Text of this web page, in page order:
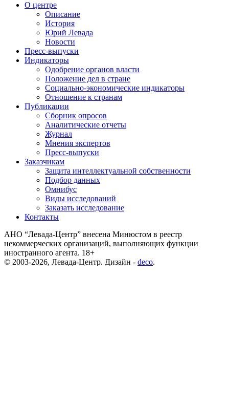
О центре
Описание
История
Юрий Левада
Новости
Пресс-выпуски
Индикаторы
Одобрение органов власти
Положение дел в стране
Социально-экономические индикаторы
Отношение к странам
Публикации
Сборник опросов
Аналитические отчеты
Журнал
Мнения экспертов
Пресс-выпуски
Заказчикам
Защита интеллектуальной собственности
Подбор данных
Омнибус
Виды исследований
Заказать исследование
Контакты
АНО “Левада-Центр” внесена Минюстом в реестр
некоммерческих организаций, выполняющих функции
иностранного агента. 18+
© 2003-2026, Левада-Центр. Дизайн - deco.